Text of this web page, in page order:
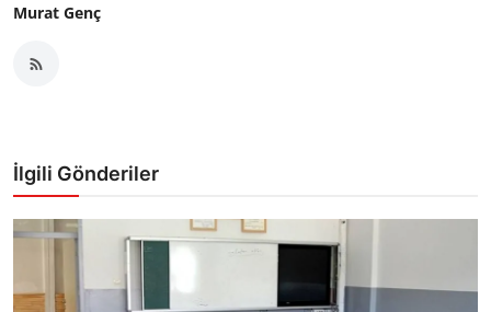
Murat Genç
İlgili Gönderiler